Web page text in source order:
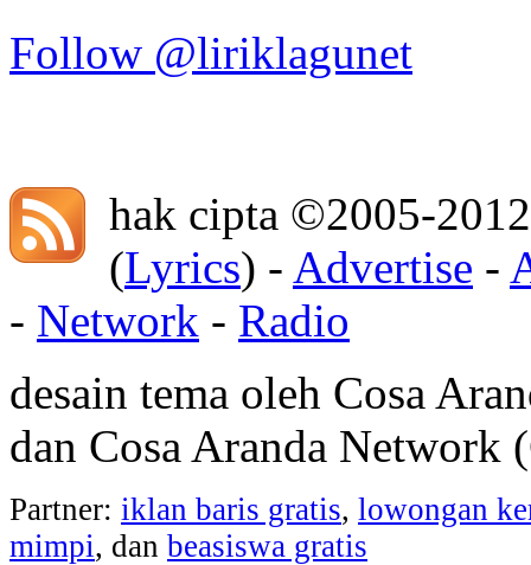
Follow @liriklagunet
hak cipta ©2005-
(Lyrics) - Advertise -
- Network - Radio
desain tema oleh Cosa
dan Cosa Aranda Network
Partner: iklan baris gratis, lowongan
mimpi, dan beasiswa gratis